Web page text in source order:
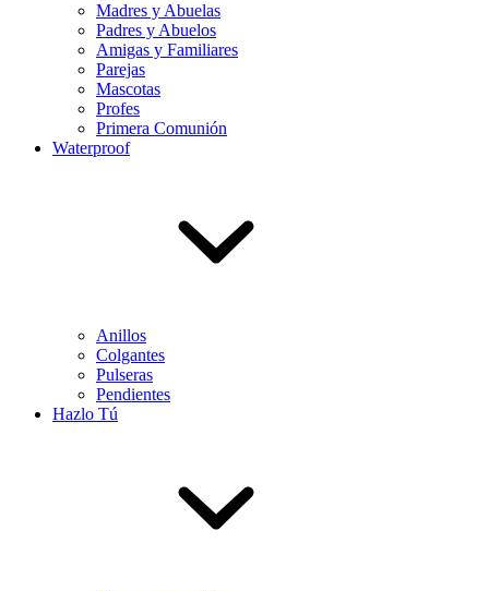
Madres y Abuelas
Padres y Abuelos
Amigas y Familiares
Parejas
Mascotas
Profes
Primera Comunión
Waterproof
Anillos
Colgantes
Pulseras
Pendientes
Hazlo Tú